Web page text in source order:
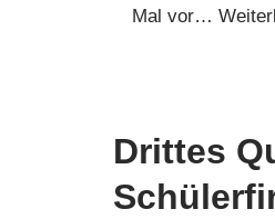
Mal vor…
Drittes